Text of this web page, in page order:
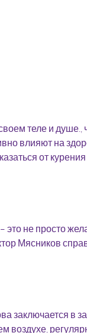
влияют на
от
не просто
Мясников
заключается в
воздухе,